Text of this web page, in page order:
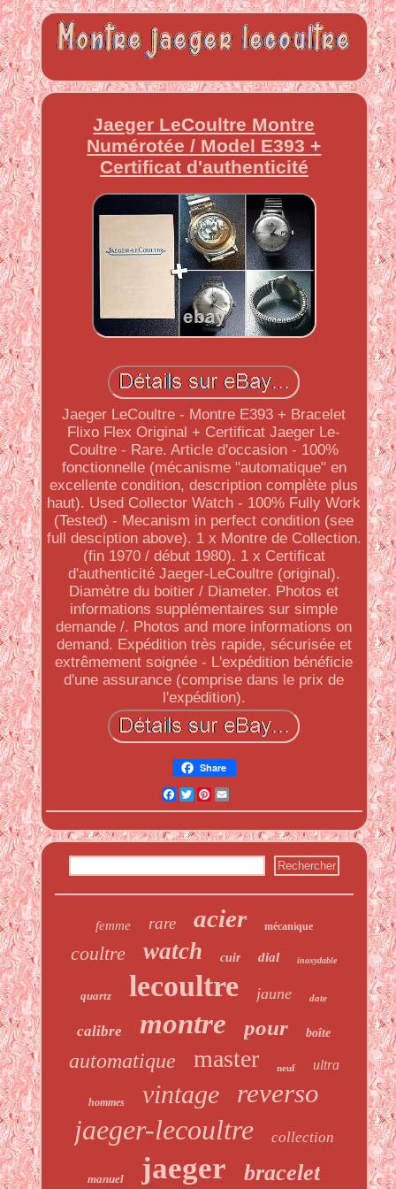
Jaeger LeCoultre Montre
Numérotée / Model E393 +
Certificat d'authenticité
Jaeger LeCoultre - Montre E393 + Bracelet
Flixo Flex Original + Certificat Jaeger Le-
Coultre - Rare. Article d'occasion - 100%
fonctionnelle (mécanisme "automatique" en
excellente condition, description complète plus
haut). Used Collector Watch - 100% Fully Work
(Tested) - Mecanism in perfect condition (see
full desciption above). 1 x Montre de Collection.
(fin 1970 / début 1980). 1 x Certificat
d'authenticité Jaeger-LeCoultre (original).
Diamètre du boitier / Diameter. Photos et
informations supplémentaires sur simple
demande /. Photos and more informations on
demand. Expédition très rapide, sécurisée et
extrêmement soignée - L'expédition bénéficie
d'une assurance (comprise dans le prix de
l'expédition).
Share
Facebook
Twitter
Pinterest
Email
femme rare acier mécanique
coultre watch cuir dial inoxydable
quartz lecoultre jaune date
calibre montre pour boîte
automatique master neuf ultra
hommes vintage reverso
jaeger-lecoultre collection
manuel jaeger bracelet